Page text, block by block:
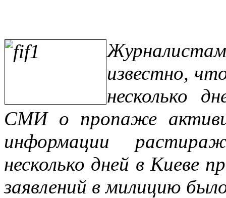
известно,
несколько
СМИ о пропаже
информации
несколько дней в Киеве
заявлений в милицию